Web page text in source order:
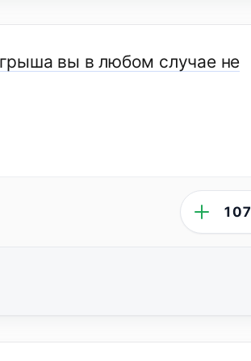
вы в любом случае не
107